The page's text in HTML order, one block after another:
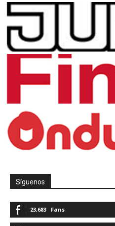
Síguenos
23,683 Fans